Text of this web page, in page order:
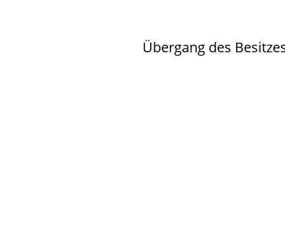
Übergang des